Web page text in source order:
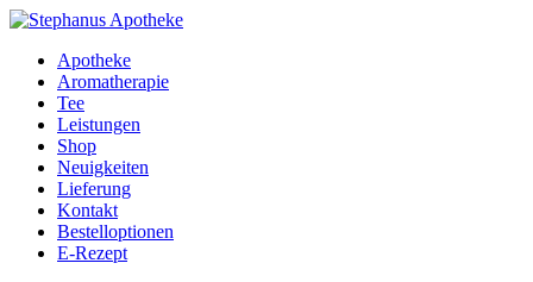
Apotheke
Aromatherapie
Tee
Leistungen
Shop
Neuigkeiten
Lieferung
Kontakt
Bestelloptionen
E-Rezept